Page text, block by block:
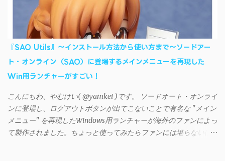
利に活用させてもらっていたのだが、2023年現在はiSyncrを使っ
て同期ができないという声を多数見かけるようになった。 具体
的には、PC側のiSyncrアプリで設定したパスワードをAndroidアプ
リに入力しようとすると、入力したパスワードが保存されず、い
つまでたっても再度入力を促されるというもの。 この不具合を
回避するには、次の手順が有効だ。 Androidデバイスの言語を英語
に設定する （念のため）再起動する iSyncrでパスワードを入力す
すれば完了 一度この手順を施せば、言語設定は日本語に戻して
もOKだ。これでWi-Fiを使った同期機能が使えるようになる。USB
接続による同期については、アプリに根本的な不具合が発生して
おり、現時点で使えないようだ。諦めよう。 今回の不具合につ
『SAO Utils』～インストール方法から使い方まで～ソードアー
ト・オンライン（SAO）に登場するメインメニューを再現した
Win用ランチャーがすごい！
こんにちわ、やむけい( @yamkei )です。 ソードオート・オンライ
ンに登場し、ログアウトボタンが出てこないことで有名な "メイン
メニュー" を再現したWindows用ランチャーが海外のファンによっ
て製作されました。ちょっと使ってみたらファンには堪らないほ